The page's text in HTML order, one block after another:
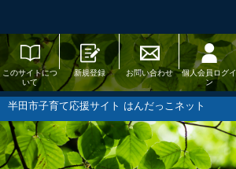
このサイトにつ
いて
新規登録 お問い合わせ
個人会員ログイ
ン
半田市子育て応援サイト はんだっこネット